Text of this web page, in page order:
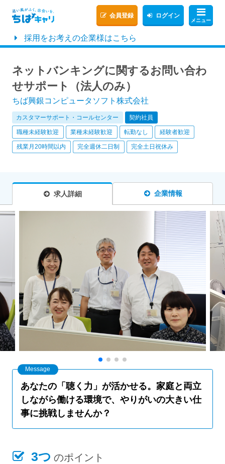
メニュー
会員登録 ログイン
採用をお考えの企業様はこちら
ネットバンキングに関するお問い合わ
せサポート（法人のみ）
ちば興銀コンピュータソフト株式会社
カスタマーサポート・コールセンター 契約社員
職種未経験歓迎 業種未経験歓迎 転勤なし 経験者歓迎
残業月20時間以内 完全週休二日制 完全土日祝休み
求人詳細 企業情報
あなたの「聴く力」が活かせる。家庭と両立
しながら働ける環境で、やりがいの大きい仕
事に挑戦しませんか？
3つ のポイント